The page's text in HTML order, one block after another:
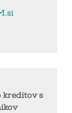
kreditov s